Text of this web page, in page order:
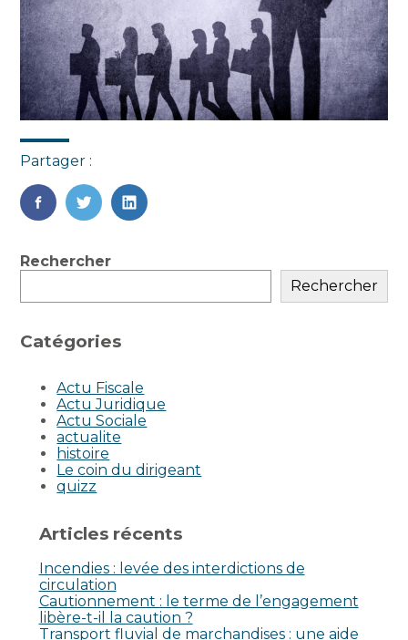
Partager :
FaceBook
TwitterLinkedIn
Blog
Rechercher
Rechercher
Catégories
Actu Fiscale
Actu Juridique
Actu Sociale
actualite
histoire
Le coin du dirigeant
quizz
Articles récents
Incendies : levée des interdictions de
circulation
Cautionnement : le terme de l’engagement
libère-t-il la caution ?
Transport fluvial de marchandises : une aide